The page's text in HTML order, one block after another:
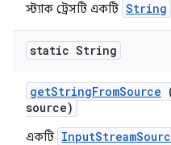
স্ট্যাক ট্রেসটি একটি String
static String
getStringFromSource
source)
একটি